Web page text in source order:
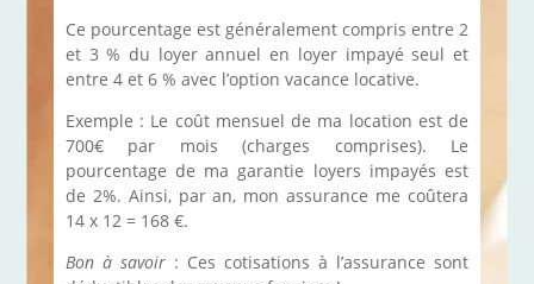
Ce pourcentage est généralement compris entre 2
et 3 % du loyer annuel en loyer impayé seul et
entre 4 et 6 % avec l’option vacance locative.
Exemple : Le coût mensuel de ma location est de
700€ par mois (charges comprises). Le
pourcentage de ma garantie loyers impayés est
de 2%. Ainsi, par an, mon assurance me coûtera
14 x 12 = 168 €.
Bon à savoir: Ces cotisations à l’assurance sont